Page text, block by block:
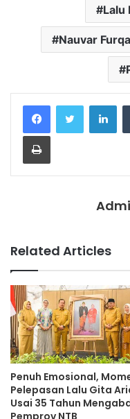
Lalu
Nauvar
Print
Related Articles
Penuh Emosional,
Pelepasan Lalu Gita
Usai 35 Tahun